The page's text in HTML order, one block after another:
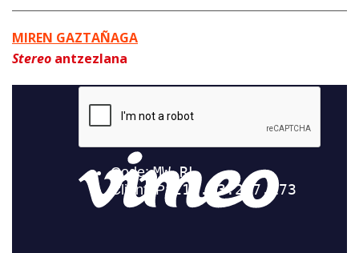
MIREN GAZTAÑAGA
Stereo antzezlana